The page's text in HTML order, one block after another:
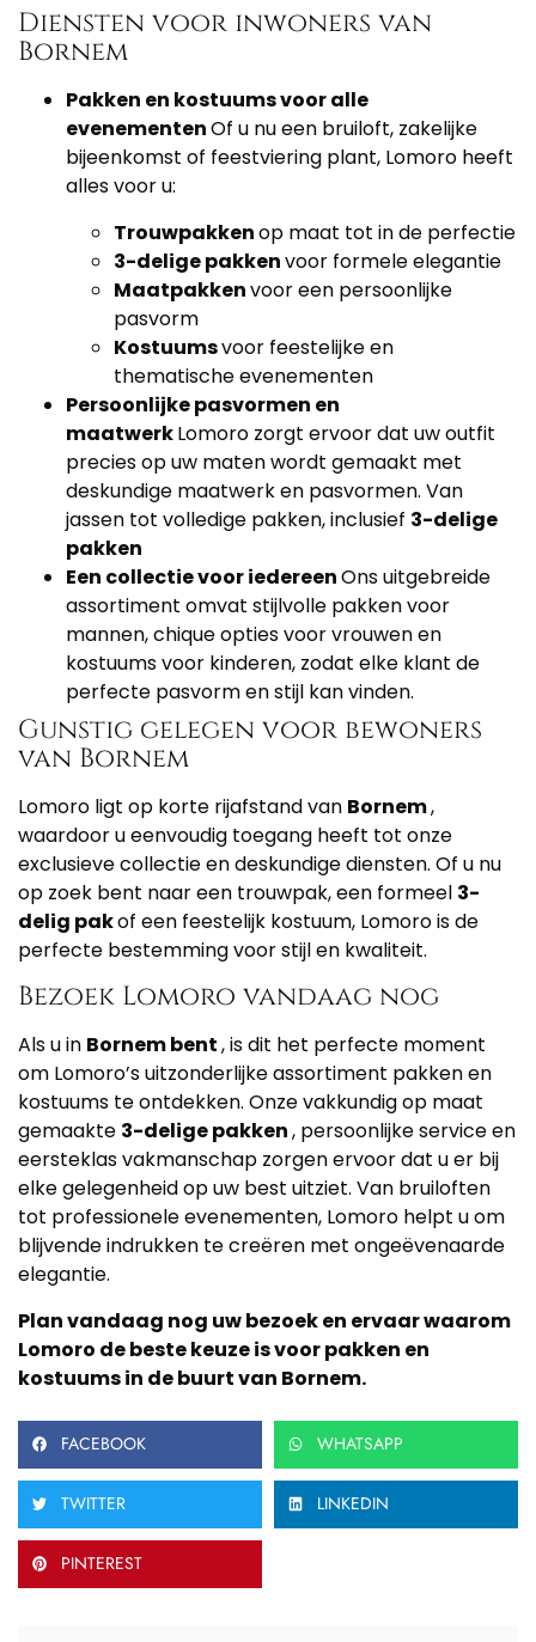
Diensten voor inwoners van
Bornem
Pakken en kostuums voor alle
evenementenOf u nu een bruiloft, zakelijke
bijeenkomst of feestviering plant, Lomoro heeft
alles voor u:
Trouwpakkenop maat tot in de perfectie
3-delige pakkenvoor formele elegantie
Maatpakkenvoor een persoonlijke
pasvorm
Kostuumsvoor feestelijke en
thematische evenementen
Persoonlijke pasvormen en
maatwerkLomoro zorgt ervoor dat uw outfit
precies op uw maten wordt gemaakt met
deskundige maatwerk en pasvormen. Van
jassen tot volledige pakken, inclusief 3-delige
pakken
Een collectie voor iedereenOns uitgebreide
assortiment omvat stijlvolle pakken voor
mannen, chique opties voor vrouwen en
kostuums voor kinderen, zodat elke klant de
perfecte pasvorm en stijl kan vinden.
Gunstig gelegen voor bewoners
van Bornem
Lomoro ligt op korte rijafstand van Bornem,
waardoor u eenvoudig toegang heeft tot onze
exclusieve collectie en deskundige diensten. Of u nu
op zoek bent naar een trouwpak, een formeel 3-
delig pakof een feestelijk kostuum, Lomoro is de
perfecte bestemming voor stijl en kwaliteit.
Bezoek Lomoro vandaag nog
Als u in Bornem bent, is dit het perfecte moment
om Lomoro’s uitzonderlijke assortiment pakken en
kostuums te ontdekken. Onze vakkundig op maat
gemaakte 3-delige pakken, persoonlijke service en
eersteklas vakmanschap zorgen ervoor dat u er bij
elke gelegenheid op uw best uitziet. Van bruiloften
tot professionele evenementen, Lomoro helpt u om
blijvende indrukken te creëren met ongeëvenaarde
elegantie.
Plan vandaag nog uw bezoek en ervaar waarom
Lomoro de beste keuze is voor pakken en
kostuums in de buurt van Bornem.
FACEBOOK WHATSAPP
TWITTER LINKEDIN
PINTEREST